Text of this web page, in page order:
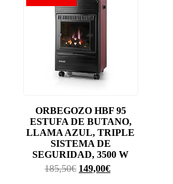
ORBEGOZO HBF 95
ESTUFA DE BUTANO,
LLAMA AZUL, TRIPLE
SISTEMA DE
SEGURIDAD, 3500 W
185,50€ El
149,00€El